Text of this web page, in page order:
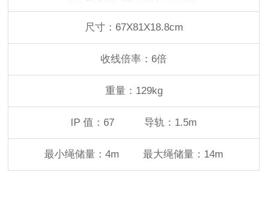
尺寸：67X81X18.8cm
收线倍率：6倍
重量：129kg
IP 值：67 导轨：1.5m
最小绳储量：4m 最大绳储量：14m